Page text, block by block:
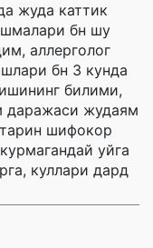
жуда каттик
бн шу
аллерголог
бн 3 кунда
билими,
даражаси жудаям
шифокор
уйга
куллари дард